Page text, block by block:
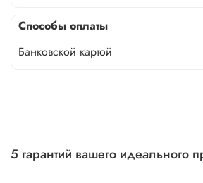
Способы оплаты
Банковской картой
5 гарантий вашего идеального